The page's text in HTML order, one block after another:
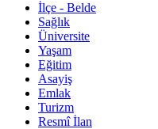
İlçe - Belde
Sağlık
Üniversite
Yaşam
Eğitim
Asayiş
Emlak
Turizm
Resmî İlan